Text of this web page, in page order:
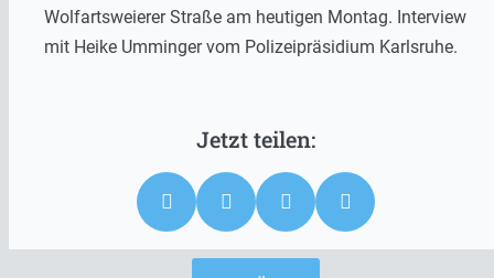
Wolfartsweierer Straße am heutigen Montag. Interview
mit Heike Umminger vom Polizeipräsidium Karlsruhe.